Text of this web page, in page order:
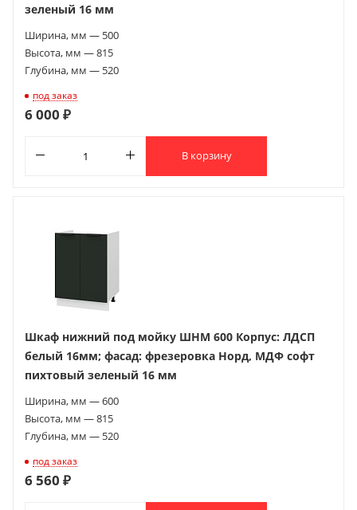
зеленый 16 мм
Ширина, мм — 500
Высота, мм — 815
Глубина, мм — 520
под заказ
6 000 ₽
В корзину
Шкаф нижний под мойку ШНМ 600 Корпус: ЛДСП
белый 16мм; фасад: фрезеровка Норд, МДФ софт
пихтовый зеленый 16 мм
Ширина, мм — 600
Высота, мм — 815
Глубина, мм — 520
под заказ
6 560 ₽